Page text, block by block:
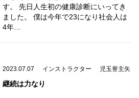
す。 先日人生初の健康診断にいってき
ました。 僕は今年で23になり社会人は
4年…
2023.07.07 インストラクター 児玉誉主矢
継続は力なり